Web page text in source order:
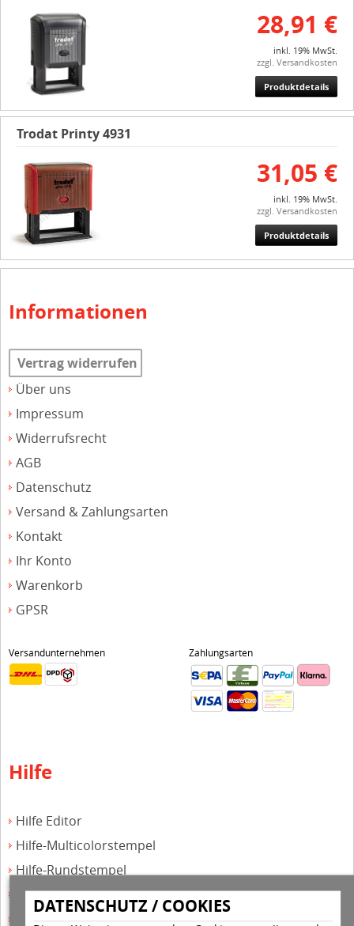
DATENSCHUTZ / COOKIES
28,91 €
inkl. 19% MwSt.
zzgl. Versandkosten
Produktdetails
Trodat Printy 4931
31,05 €
inkl. 19% MwSt.
zzgl. Versandkosten
Produktdetails
Informationen
Vertrag widerrufen
Über uns
Impressum
Widerrufsrecht
AGB
Datenschutz
Versand & Zahlungsarten
Kontakt
Ihr Konto
Warenkorb
GPSR
Versandunternehmen Zahlungsarten
Hilfe
Hilfe Editor
Hilfe-Multicolorstempel
Hilfe-Rundstempel
Hilfe Rundstempel Holz